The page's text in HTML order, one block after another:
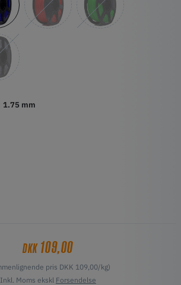
1.75 mm
DKK109,00
pris DKK 109,00/kg)
Inkl. Moms ekskl Forsendelse